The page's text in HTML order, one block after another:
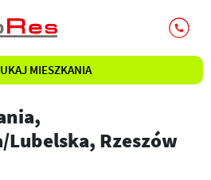
MIESZKANIA
Lubelska, Rzeszów